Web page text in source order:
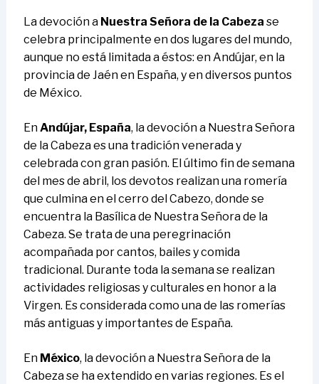
La devoción a Nuestra Señora de la Cabeza se
celebra principalmente en dos lugares del mundo,
aunque no está limitada a éstos: en Andújar, en la
provincia de Jaén en España, y en diversos puntos
de México.
EnAndújar, España, la devoción a Nuestra Señora
de la Cabeza es una tradición venerada y
celebrada con gran pasión. El último fin de semana
del mes de abril, los devotos realizan una romería
que culmina en el cerro del Cabezo, donde se
encuentra la Basílica de Nuestra Señora de la
Cabeza. Se trata de una peregrinación
acompañada por cantos, bailes y comida
tradicional. Durante toda la semana se realizan
actividades religiosas y culturales en honor a la
Virgen. Es considerada como una de las romerías
más antiguas y importantes de España.
En México, la devoción a Nuestra Señora de la
Cabeza se ha extendido en varias regiones. Es el